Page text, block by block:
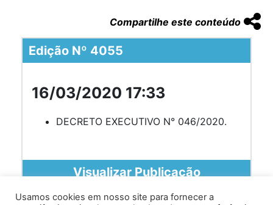
Compartilhe este conteúdo
Edição Nº 4055
16/03/2020 17:33
DECRETO EXECUTIVO N° 046/2020.
Visualizar Publicação
Usamos cookies em nosso site para fornecer a